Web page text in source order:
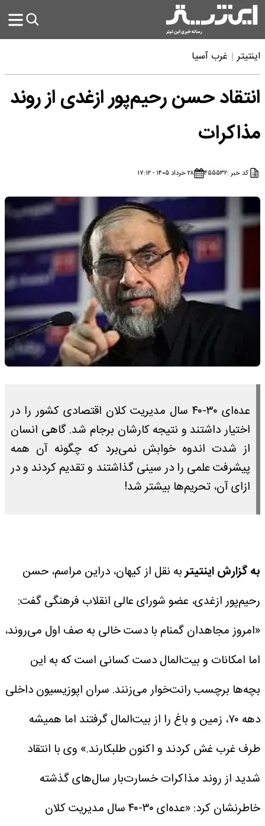
اینتیتر غرب آسیا
انتقاد حسن رحیم‌پور ازغدی از روند
مذاکرات
کد خبر :۴۵۵۵۳۲ ۲۸ خرداد ۱۴۰۵ - ۱۷:۱۲
عده‌ای ۳۰-۴۰ سال مدیریت کلان اقتصادی کشور را در
اختیار داشتند و نتیجه کارشان برجام شد. گاهی انسان
از شدت اندوه خوابش نمی‌برد که چگونه آن همه
پیشرفت علمی را در سینی گذاشتند و تقدیم کردند و در
ازای آن، تحریم‌ها بیشتر شد!
به گزارش اینتیتربه نقل از کیهان، دراین مراسم، حسن
رحیم‌پور ازغدی، عضو شورای عالی انقلاب فرهنگی گفت:
«امروز مجاهدان گمنام با دست خالی به صف اول می‌روند،
اما امکانات و بیت‌المال دست کسانی است که به این
بچه‌ها برچسب رانت‌خوار می‌زنند. سران اپوزیسیون داخلی
دهه ۷۰، زمین و باغ را از بیت‌المال گرفتند اما همیشه
طرف غرب غش کردند و اکنون طلبکارند.» وی با انتقاد
شدید از روند مذاکرات خسارت‌بار سال‌های گذشته
خاطرنشان کرد: «عده‌ای ۳۰-۴۰ سال مدیریت کلان